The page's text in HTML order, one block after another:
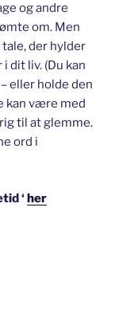
og andre
om. Men
der hylder
dit liv. (Du kan
eller holde den
kan være med
til at glemme.
ord i
‘ her